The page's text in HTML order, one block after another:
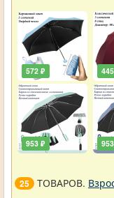
572 ₽
953 ₽
25 ТОВАРОВ.